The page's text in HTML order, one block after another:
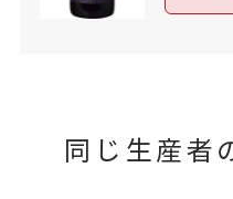
同じ生産者